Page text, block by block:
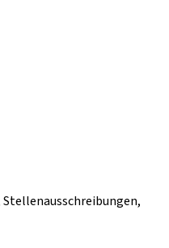
Stellenausschreibungen,